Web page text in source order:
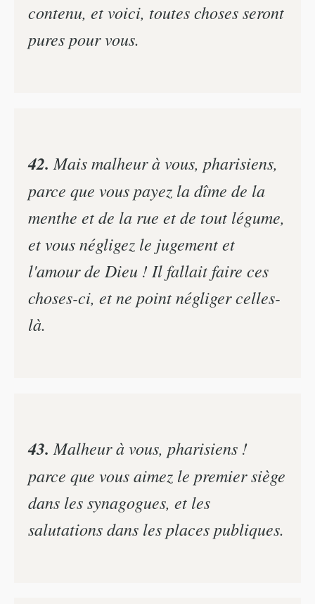
contenu, et voici, toutes choses seront
pures pour vous.
42. Mais malheur à vous, pharisiens,
parce que vous payez la dîme de la
menthe et de la rue et de tout légume,
et vous négligez le jugement et
l'amour de Dieu ! Il fallait faire ces
choses-ci, et ne point négliger celles-
là.
43. Malheur à vous, pharisiens !
parce que vous aimez le premier siège
dans les synagogues, et les
salutations dans les places publiques.